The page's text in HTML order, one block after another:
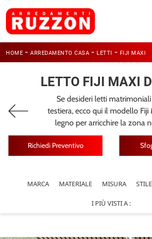
HOME - ARREDAMENTO CASA - LETTI - FIJI MAXI
LETTO FIJI MAXI
Se desideri letti
testiera, ecco qui il modello Fiji
legno per arricchire la zona
Richiedi Preventivo
MARCA MATERIALE MISURA STILE
I PIÙ VISTI A :